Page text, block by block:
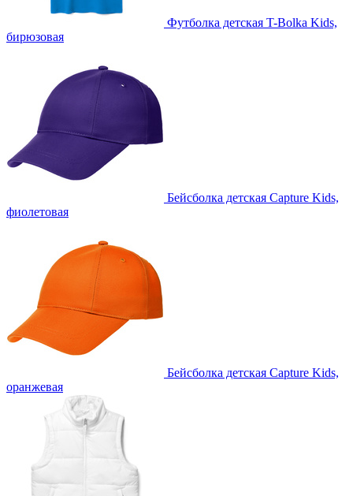
Футболка детская T-Bolka Kids,
бирюзовая
Бейсболка детская Capture Kids,
фиолетовая
Бейсболка детская Capture Kids,
оранжевая